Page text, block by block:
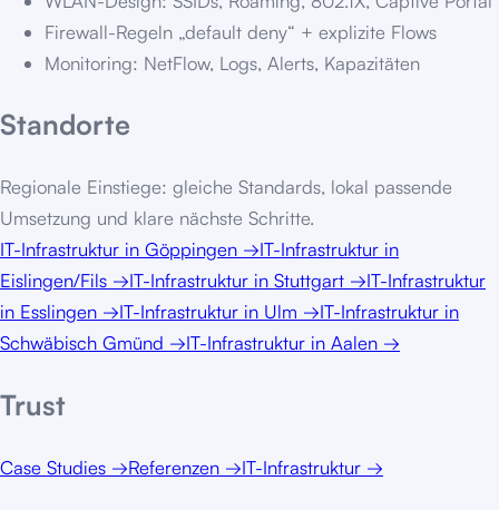
Firewall-Regeln „default deny“ + explizite Flows
Monitoring: NetFlow, Logs, Alerts, Kapazitäten
Standorte
Regionale Einstiege: gleiche Standards, lokal passende
Umsetzung und klare nächste Schritte.
IT-Infrastruktur in Göppingen →IT-Infrastruktur in
Eislingen/Fils →IT-Infrastruktur in Stuttgart →IT-Infrastruktur
in Esslingen →IT-Infrastruktur in Ulm →IT-Infrastruktur in
Schwäbisch Gmünd →IT-Infrastruktur in Aalen →
Trust
Case Studies →Referenzen →IT-Infrastruktur →